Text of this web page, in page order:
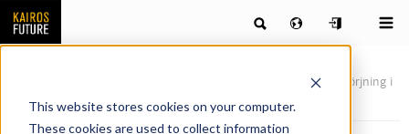
This website stores cookies on your computer.
These cookies are used to collect information
Framtida kompetensförsörjning i
hälso- och sjukvården utmanar etablerade synsätt